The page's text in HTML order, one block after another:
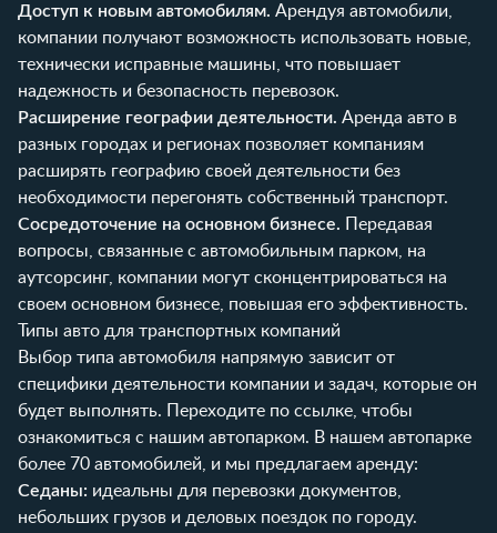
Доступ к новым автомобилям. Арендуя автомобили,
компании получают возможность использовать новые,
технически исправные машины, что повышает
надежность и безопасность перевозок.
Расширение географии деятельности. Аренда авто в
разных городах и регионах позволяет компаниям
расширять географию своей деятельности без
необходимости перегонять собственный транспорт.
Сосредоточение на основном бизнесе. Передавая
вопросы, связанные с автомобильным парком, на
аутсорсинг, компании могут сконцентрироваться на
своем основном бизнесе, повышая его эффективность.
Типы авто для транспортных компаний
Выбор типа автомобиля напрямую зависит от
специфики деятельности компании и задач, которые он
будет выполнять.
Переходите по ссылке, чтобы
ознакомиться с нашим автопарком. В нашем автопарке
более 70 автомобилей, и мы предлагаем аренду:
Седаны: идеальны для перевозки документов,
небольших грузов и деловых поездок по городу.